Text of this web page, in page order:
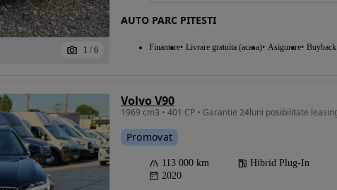
Eligibil pentru
finantare
1 / 6
AUTO PARC PITESTI
Finantare Livrare gratuita (acasa) Asigurare Buyback
Volvo V90
Promovat
113 000 km
Hibrid Plug-In
2020